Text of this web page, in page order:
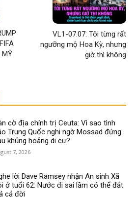
MỸ
VL1-07.07: Tôi từng rất
ngưỡng mộ Hoa Kỳ, nhưng
giờ thì không
cờ địa chính trị Ceuta: Vì sao tình
Trung Quốc nghi ngờ Mossad đứng
khủng hoảng di cư?
7, 2026
lời Dave Ramsey nhận An sinh Xã
ở tuổi 62: Nước đi sai lầm có thể đắt
cả đời